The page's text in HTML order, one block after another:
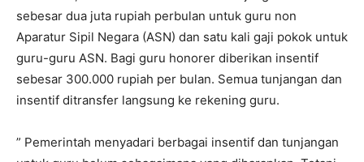
sebesar dua juta rupiah perbulan untuk guru non
Aparatur Sipil Negara (ASN) dan satu kali gaji pokok untuk
guru-guru ASN. Bagi guru honorer diberikan insentif
sebesar 300.000 rupiah per bulan. Semua tunjangan dan
insentif ditransfer langsung ke rekening guru.
” Pemerintah menyadari berbagai insentif dan tunjangan